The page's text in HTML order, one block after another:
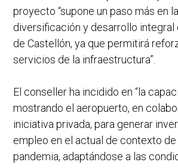
proyecto “supone un paso más en
diversificación y desarrollo integral
de Castellón, ya que permitirá
servicios de la infraestructura”.
El conseller ha incidido en “la
mostrando el aeropuerto, en
iniciativa privada, para generar
empleo en el actual de contexto
pandemia, adaptándose a las